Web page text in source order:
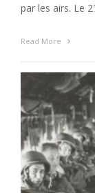
par les airs. Le
Read More